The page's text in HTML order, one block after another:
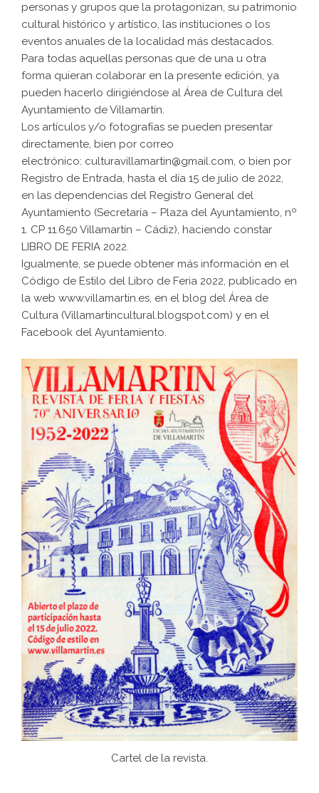
personas y grupos que la protagonizan, su patrimonio
cultural histórico y artístico, las instituciones o los
eventos anuales de la localidad más destacados.
Para todas aquellas personas que de una u otra
forma quieran colaborar en la presente edición, ya
pueden hacerlo dirigiéndose al Área de Cultura del
Ayuntamiento de Villamartín.
Los artículos y/o fotografías se pueden presentar
directamente, bien por correo
electrónico: culturavillamartin@gmail.com, o bien por
Registro de Entrada, hasta el día 15 de julio de 2022,
en las dependencias del Registro General del
Ayuntamiento (Secretaría – Plaza del Ayuntamiento, nº
1. CP 11.650 Villamartín – Cádiz), haciendo constar
LIBRO DE FERIA 2022.
Igualmente, se puede obtener más información en el
Código de Estilo del Libro de Feria 2022, publicado en
la web www.villamartin.es, en el blog del Área de
Cultura (Villamartincultural.blogspot.com) y en el
Facebook del Ayuntamiento.
Cartel de la revista.